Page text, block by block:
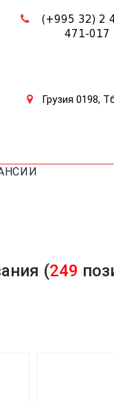
(+995 32) 2
471-017
Грузия 0198,
(249